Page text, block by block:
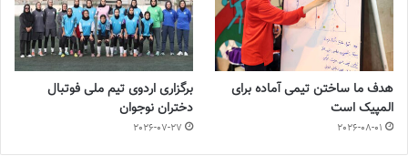
هدف ما ساختن تیمی آماده برای
المپیک است
2026-08-01
برگزاری اردوی تیم ملی فوتبال
دختران نوجوان
2026-07-27